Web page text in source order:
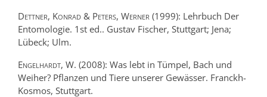
Dettner, Konrad & Peters, Werner(1999): Lehrbuch Der
Entomologie. 1st ed.. Gustav Fischer,Stuttgart; Jena;
Lübeck; Ulm.
Engelhardt, W.(2008):Was lebt in Tümpel, Bach und
Weiher? Pflanzen und Tiere unserer Gewässer. Franckh-
Kosmos,Stuttgart.